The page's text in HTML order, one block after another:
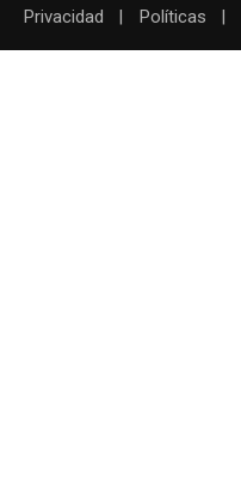
Privacidad Políticas